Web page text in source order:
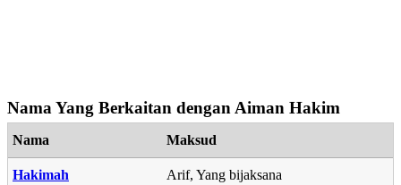
Nama Yang Berkaitan dengan Aiman Hakim
Nama Maksud
Hakimah Arif, Yang bijaksana